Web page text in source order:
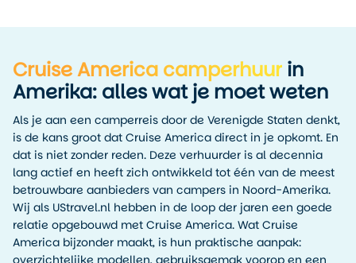
Cruise America camperhuur in
Amerika: alles wat je moet weten
Als je aan een camperreis door de Verenigde Staten denkt,
is de kans groot dat Cruise America direct in je opkomt. En
dat is niet zonder reden. Deze verhuurder is al decennia
lang actief en heeft zich ontwikkeld tot één van de meest
betrouwbare aanbieders van campers in Noord-Amerika.
Wij als UStravel.nl hebben in de loop der jaren een goede
relatie opgebouwd met Cruise America. Wat Cruise
America bijzonder maakt, is hun praktische aanpak: